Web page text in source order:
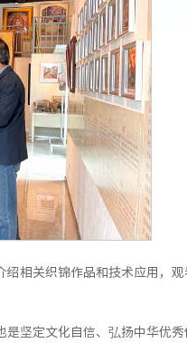
相关织锦作品和技术应用，
坚定文化自信、弘扬中华优